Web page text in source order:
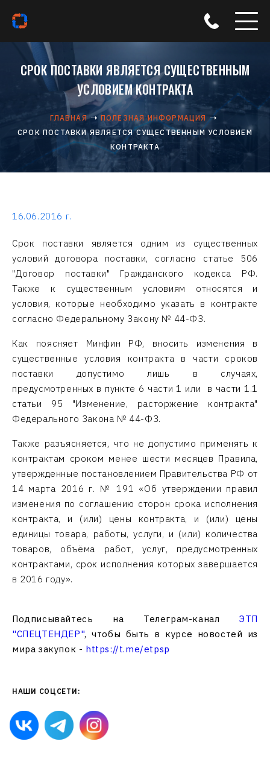
СРОК ПОСТАВКИ ЯВЛЯЕТСЯ СУЩЕСТВЕННЫМ
УСЛОВИЕМ КОНТРАКТА
ГЛАВНАЯ
ПОЛЕЗНАЯ ИНФОРМАЦИЯ
СРОК ПОСТАВКИ ЯВЛЯЕТСЯ СУЩЕСТВЕННЫМ УСЛОВИЕМ
КОНТРАКТА
16.06.2016 г.
Срок поставки является одним из существенных
условий договора поставки, согласно статье 506
"Договор поставки" Гражданского кодекса РФ.
Также к существенным условиям относятся и
условия, которые необходимо указать в контракте
согласно Федеральному Закону № 44-ФЗ.
Как поясняет Минфин РФ, вносить изменения в
существенные условия контракта в части сроков
поставки допустимо лишь в случаях,
предусмотренных в пункте 6 части 1 или в части 1.1
статьи 95 "Изменение, расторжение контракта"
Федерального Закона № 44-ФЗ.
Также разъясняется, что не допустимо применять к
контрактам сроком менее шести месяцев Правила,
утвержденные постановлением Правительства РФ от
14 марта 2016 г. № 191 «Об утверждении правил
изменения по соглашению сторон срока исполнения
контракта, и (или) цены контракта, и (или) цены
единицы товара, работы, услуги, и (или) количества
товаров, объёма работ, услуг, предусмотренных
контрактами, срок исполнения которых завершается
в 2016 году».
Подписывайтесь на Телеграм-каналЭТП
"СПЕЦТЕНДЕР", чтобы быть в курсе новостей из
мира закупок - https://t.me/etpsp
НАШИ СОЦСЕТИ: